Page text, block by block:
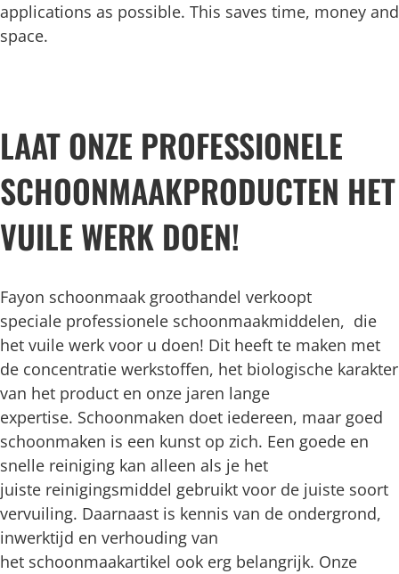
applications as possible. This saves time, money and
space.
LAAT ONZE PROFESSIONELE
SCHOONMAAKPRODUCTEN HET
VUILE WERK DOEN!
Fayon schoonmaak groothandel verkoopt
speciale professionele schoonmaakmiddelen, die
het vuile werk voor u doen! Dit heeft te maken met
de concentratie werkstoffen, het biologische karakter
van het product en onze jaren lange
expertise. Schoonmaken doet iedereen, maar goed
schoonmaken is een kunst op zich. Een goede en
snelle reiniging kan alleen als je het
juiste reinigingsmiddel gebruikt voor de juiste soort
vervuiling. Daarnaast is kennis van de ondergrond,
inwerktijd en verhouding van
het schoonmaakartikel ook erg belangrijk. Onze